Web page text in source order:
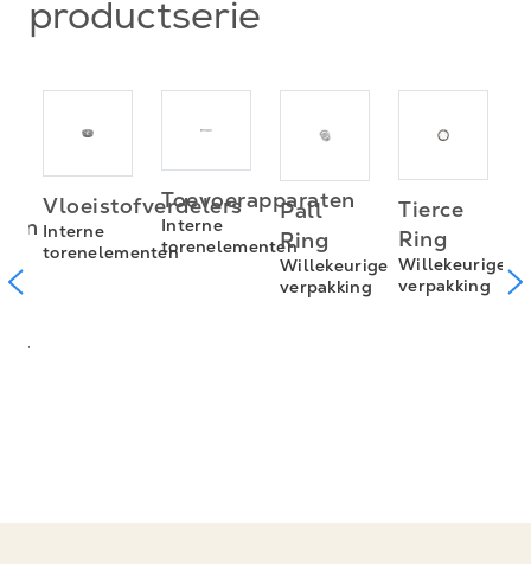
productserie
Vloeistofverdelers
Interne
torenelementen
Toevoerapparaten
Interne
torenelementen
Pall
Ring
Willekeurige
verpakking
Tierce
Ring
Willekeurige
verpakking